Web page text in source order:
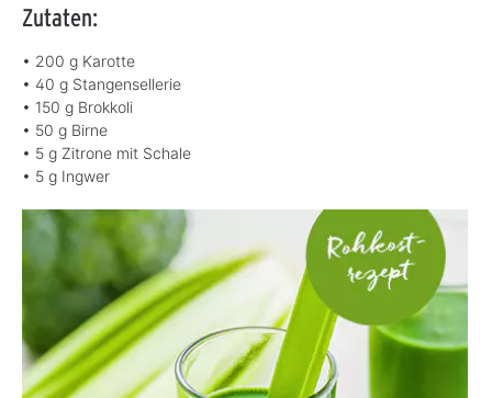
Zutaten:
• 200 g Karotte
• 40 g Stangensellerie
• 150 g Brokkoli
• 50 g Birne
• 5 g Zitrone mit Schale
• 5 g Ingwer